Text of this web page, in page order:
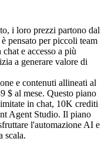
i loro prezzi partono dal
pensato per piccoli team
e accesso a più
a generare valore di
e contenuti allineati al
$ al mese. Questo piano
in chat, 10K crediti
Agent Studio. Il piano
l'automazione AI e
scala.